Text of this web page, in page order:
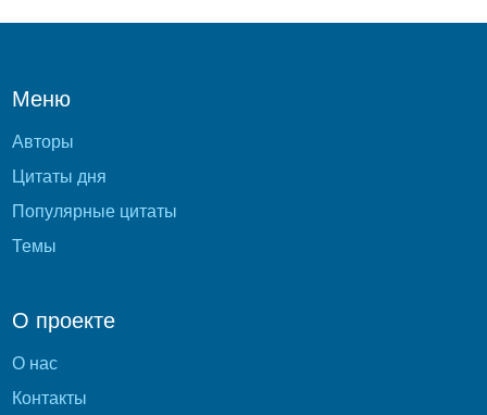
Меню
Авторы
Цитаты дня
Популярные цитаты
Темы
О проекте
О нас
Контакты